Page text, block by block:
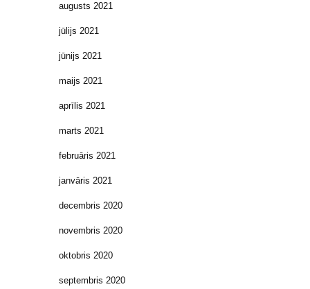
augusts 2021
jūlijs 2021
jūnijs 2021
maijs 2021
aprīlis 2021
marts 2021
februāris 2021
janvāris 2021
decembris 2020
novembris 2020
oktobris 2020
septembris 2020